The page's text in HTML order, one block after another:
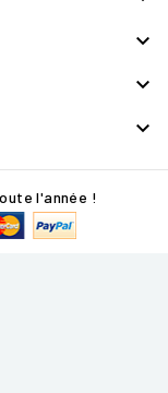



l'année !